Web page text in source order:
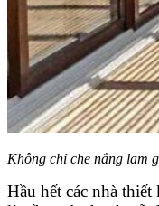
Không chỉ che nắng lam
Hầu hết các nhà